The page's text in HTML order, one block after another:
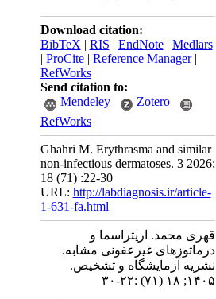
Download citation:
BibTeX | RIS | EndNote| Medlars
| ProCite| Reference Manager|
RefWorks
Send citation to:
Mendeley
Zotero
RefWorks
Ghahri M. Erythrasma and similar
non-infectious dermatoses. 3 2026;
18 (71) :22-30
URL: http://labdiagnosis.ir/article-
1-631-fa.html
قهری محمد. اریتراسما و
درماتوزهای غیرعفونی مشابه.
نشریه آزمایشگاه و تشخیص.
۱۴۰۵; ۱۸ (۷۱) :۲۲-۳۰